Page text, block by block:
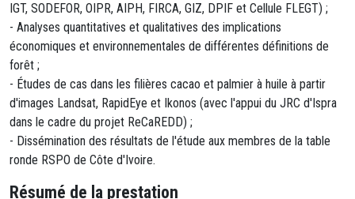
IGT, SODEFOR, OIPR, AIPH, FIRCA, GIZ, DPIF et Cellule FLEGT) ;
- Analyses quantitatives et qualitatives des implications
économiques et environnementales de différentes définitions de
forêt ;
- Études de cas dans les filières cacao et palmier à huile à partir
d'images Landsat, RapidEye et Ikonos (avec l'appui du JRC d'Ispra
dans le cadre du projet ReCaREDD) ;
- Dissémination des résultats de l'étude aux membres de la table
ronde RSPO de Côte d'Ivoire.
Résumé de la prestation